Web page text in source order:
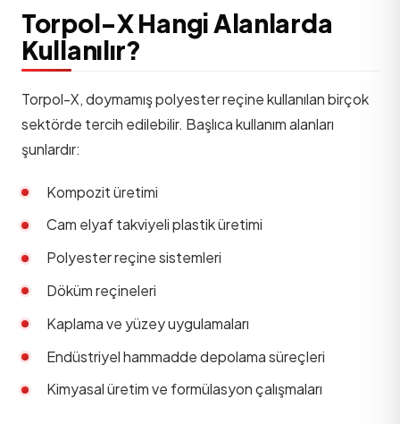
Torpol-X Hangi Alanlarda
Kullanılır?
Torpol-X, doymamış polyester reçine kullanılan birçok
sektörde tercih edilebilir. Başlıca kullanım alanları
şunlardır:
Kompozit üretimi
Cam elyaf takviyeli plastik üretimi
Polyester reçine sistemleri
Döküm reçineleri
Kaplama ve yüzey uygulamaları
Endüstriyel hammadde depolama süreçleri
Kimyasal üretim ve formülasyon çalışmaları